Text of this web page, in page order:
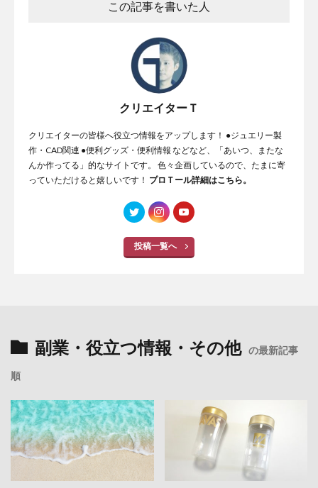
この記事を書いた人
クリエイターＴ
クリエイターの皆様へ役立つ情報をアップします！ ●ジュエリー製
作・CAD関連 ●便利グッズ・便利情報 などなど、「あいつ、またな
んか作ってる」的なサイトです。 色々企画しているので、たまに寄
っていただけると嬉しいです！ プロＴール詳細はこちら。
投稿一覧へ
副業・役立つ情報・その他 の最新記事
順